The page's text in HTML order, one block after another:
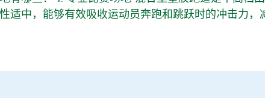
适中，能够有效吸收运动员奔跑和跳跃时的冲击力